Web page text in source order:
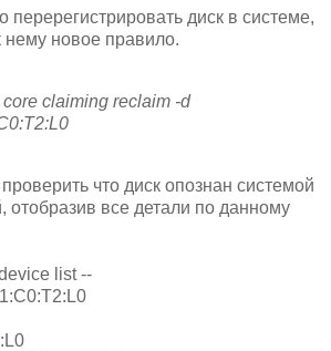
перерегистрировать диск в системе,
нему новое правило.
claiming reclaim -d
что диск опознан системой
отобразив все детали по данному
list --